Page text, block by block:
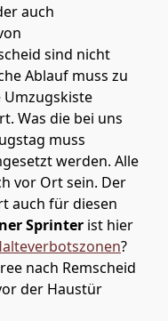
auch
sind nicht
Ablauf muss zu
Umzugskiste
Was die bei uns
muss
werden. Alle
vor Ort sein. Der
auch für diesen
Sprinter ist hier
?
nach Remscheid
der Haustür